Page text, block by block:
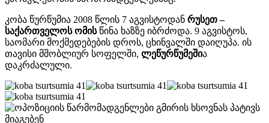
კობა წურწუმია 2008 წლის 7 აგვისტოდან რუსეთ –
საქართველოს ომისწინა ხაზზე იბრძოდა. 9 აგვისტოს,
საომარი მოქმედებების დროს, ცხინვალში დაიღუპა. ის
თავისი მშობლიურ სოფელში, ლეწურწუმეშია
დაკრძალული.